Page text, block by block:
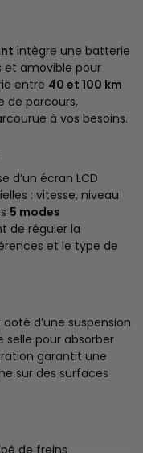
intègre une batterie
et amovible pour
entre 40 et 100 km
de parcours,
à vos besoins.
d’un écran LCD
: vitesse, niveau
5 modes
de réguler la
et le type de
doté d’une suspension
selle pour absorber
garantit une
sur des surfaces